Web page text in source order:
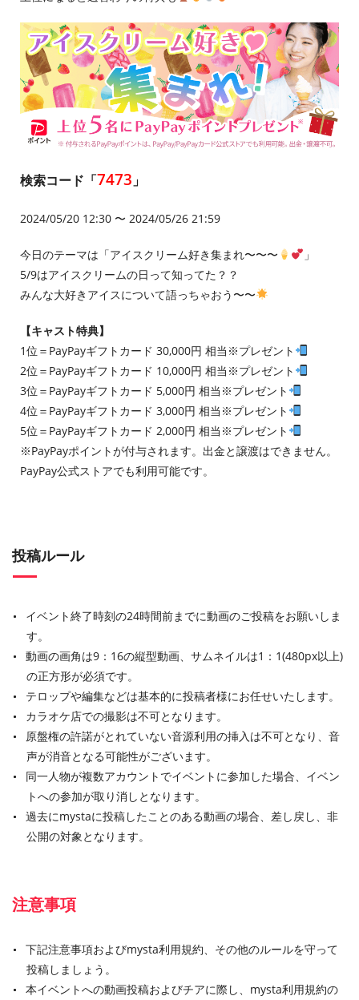
検索コード「7473 」
2024/05/20 12:30 〜 2024/05/26 21:59
今日のテーマは「アイスクリーム好き集まれ〜〜〜
」
5/9はアイスクリームの日って知ってた？？
みんな大好きアイスについて語っちゃおう〜〜
【キャスト特典】
1位＝PayPayギフトカード 30,000円 相当※プレゼント
2位＝PayPayギフトカード 10,000円 相当※プレゼント
3位＝PayPayギフトカード 5,000円 相当※プレゼント
4位＝PayPayギフトカード 3,000円 相当※プレゼント
5位＝PayPayギフトカード 2,000円 相当※プレゼント
※PayPayポイントが付与されます。出金と譲渡はできません。
PayPay公式ストアでも利用可能です。
投稿ルール
イベント終了時刻の24時間前までに動画のご投稿をお願いしま
す。
動画の画角は9：16の縦型動画、サムネイルは1：1(480px以上)
の正方形が必須です。
テロップや編集などは基本的に投稿者様にお任せいたします。
カラオケ店での撮影は不可となります。
原盤権の許諾がとれていない音源利用の挿入は不可となり、音
声が消音となる可能性がございます。
同一人物が複数アカウントでイベントに参加した場合、イベン
トへの参加が取り消しとなります。
過去にmystaに投稿したことのある動画の場合、差し戻し、非
公開の対象となります。
注意事項
下記注意事項およびmysta利用規約、その他のルールを守って
投稿しましょう。
本イベントへの動画投稿およびチアに際し、mysta利用規約の